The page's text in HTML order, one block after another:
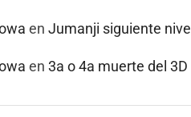
enJumanji siguiente nivel
en3a o 4a muerte del 3D